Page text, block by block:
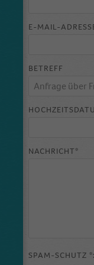
E-MAIL-
BETREFF
NACHRICHT*
SPAM-SCHUTZ
Zweck